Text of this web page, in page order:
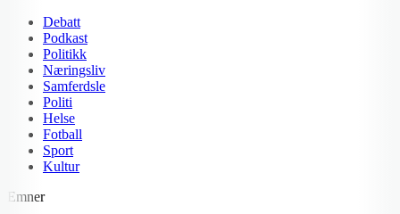
Debatt
Podkast
Politikk
Næringsliv
Samferdsle
Politi
Helse
Fotball
Sport
Kultur
Emner